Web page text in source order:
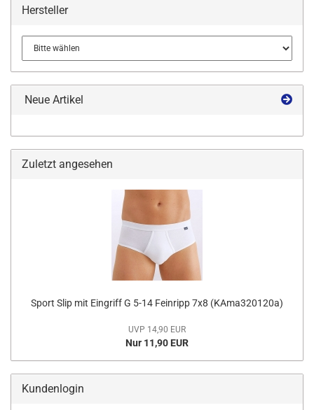
Hersteller
Neue Artikel
Zuletzt angesehen
Sport Slip mit Eingriff G 5-14 Feinripp 7x8 (KAma320120a)
UVP 14,90 EUR
Nur 11,90 EUR
Kundenlogin